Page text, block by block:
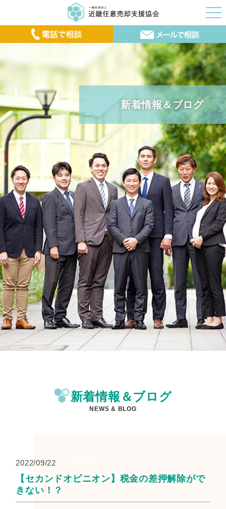
新着情報＆ブログ
新着情報＆ブログ
NEWS & BLOG
2022/09/22
【セカンドオピニオン】税金の差押解除がで
きない！？